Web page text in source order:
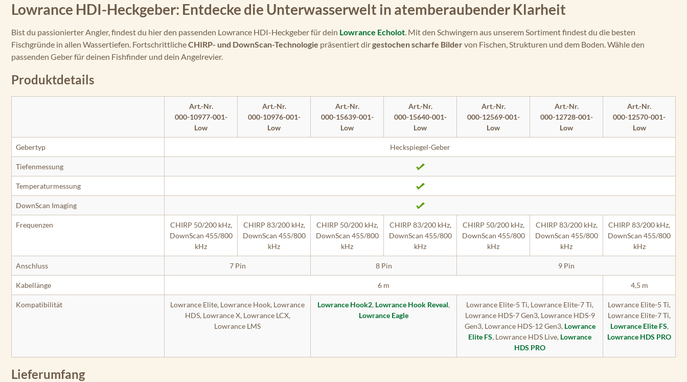
Lowrance HDI-Heckgeber: Entdecke die Unterwasserwelt in atemberaubender Klarheit
Bist du passionierter Angler, findest du hier den passenden Lowrance HDI-Heckgeber für dein Lowrance Echolot. Mit den Schwingern aus unserem Sortiment findest du die besten
Fischgründe in allen Wassertiefen. FortschrittlicheCHIRP- und DownScan-Technologie präsentiert dirgestochen scharfe Bildervon Fischen, Strukturen und dem Boden. Wähle den
passenden Geber für deinen Fishfinder und dein Angelrevier.
Produktdetails
Art.-Nr.
000-10977-001-
Low
Art.-Nr.
000-10976-001-
Low
Art.-Nr.
000-15639-001-
Low
Art.-Nr.
000-15640-001-
Low
Art.-Nr.
000-12569-001-
Low
Art.-Nr.
000-12728-001-
Low
Art.-Nr.
000-12570-001-
Low
Gebertyp Heckspiegel-Geber
Tiefenmessung
Temperaturmessung
DownScan Imaging
Frequenzen
CHIRP 50/200 kHz,
DownScan 455/800
kHz
CHIRP 83/200 kHz,
DownScan 455/800
kHz
CHIRP 50/200 kHz,
DownScan 455/800
kHz
CHIRP 83/200 kHz,
DownScan 455/800
kHz
CHIRP 50/200 kHz,
DownScan 455/800
kHz
CHIRP 83/200 kHz,
DownScan 455/800
kHz
CHIRP 83/200 kHz,
DownScan 455/800
kHz
Anschluss 7 Pin 8 Pin 9 Pin
Kabellänge 6 m 4,5 m
Kompatibilität
Lowrance Elite, Lowrance Hook, Lowrance
HDS, Lowrance X, Lowrance LCX,
Lowrance LMS
Lowrance Hook2, Lowrance Hook Reveal,
Lowrance Eagle
Lowrance Elite-5 Ti, Lowrance Elite-7 Ti,
Lowrance HDS-7 Gen3, Lowrance HDS-9
Gen3, Lowrance HDS-12 Gen3, Lowrance
Elite FS, Lowrance HDS Live, Lowrance
HDS PRO
Lowrance Elite-5 Ti,
Lowrance Elite-7 Ti,
Lowrance Elite FS,
Lowrance HDS PRO
Lieferumfang